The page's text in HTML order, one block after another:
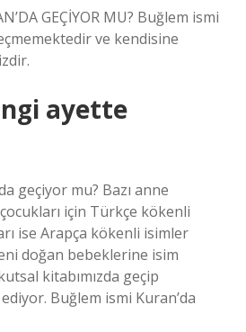
GEÇİYOR MU? Buğlem ismi
ve kendisine
ayette
geçiyor mu? Bazı anne
için Türkçe kökenli
ise Arapça kökenli isimler
doğan bebeklerine isim
kitabımızda geçip
Buğlem ismi Kuran’da